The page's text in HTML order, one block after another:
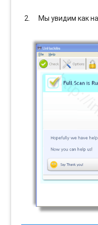
Мы увидим как